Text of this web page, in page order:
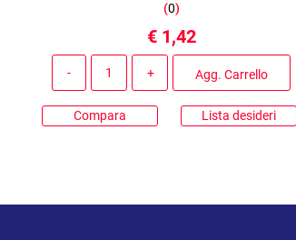
(0)
€ 1,42
Agg. Carrello
Compara Lista desideri